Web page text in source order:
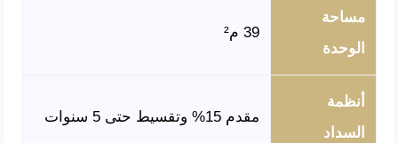
مساحة
الوحدة
39 م²
أنظمة
السداد
مقدم 15% وتقسيط حتى 5 سنوات